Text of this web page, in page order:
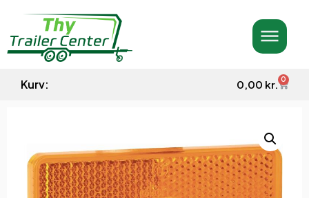
Kurv: 0,00 kr. 0